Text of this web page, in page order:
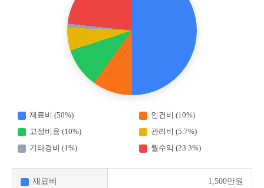
재료비 (50%)
인건비 (10%)
고정비용 (10%)
관리비 (5.7%)
기타경비 (1%)
월수익 (23.3%)
재료비 1,500만원